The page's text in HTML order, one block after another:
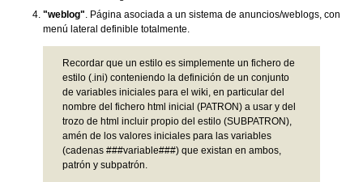
"weblog". Página asociada a un sistema de anuncios/weblogs, con
menú lateral definible totalmente.
Recordar que un estilo es simplemente un fichero de
estilo (.ini) conteniendo la definición de un conjunto
de variables iniciales para el wiki, en particular del
nombre del fichero html inicial (PATRON) a usar y del
trozo de html incluir propio del estilo (SUBPATRON),
amén de los valores iniciales para las variables
(cadenas ###variable###) que existan en ambos,
patrón y subpatrón.